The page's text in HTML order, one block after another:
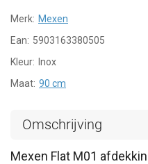
Merk: Mexen
Ean: 5903163380505
Kleur: Inox
Maat: 90 cm
Omschrijving
Mexen Flat M01